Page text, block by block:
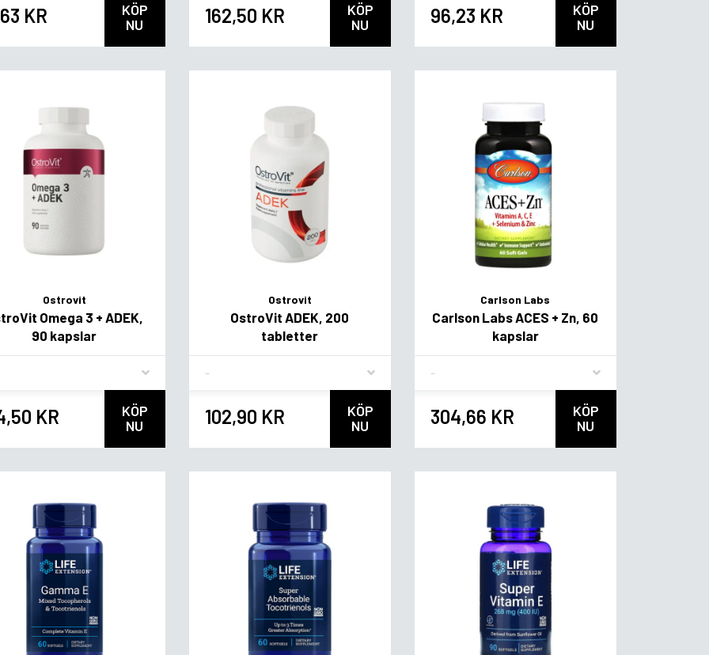
KR
KÖP
NU
162,50 KR
KÖP
NU
96,23 KR
KÖP
NU
Ostrovit
Omega 3 + ADEK,
90 kapslar
KR
KÖP
NU
Ostrovit
OstroVit ADEK, 200
tabletter
102,90 KR
KÖP
NU
Carlson Labs
Carlson Labs ACES + Zn, 60
kapslar
304,66 KR
KÖP
NU